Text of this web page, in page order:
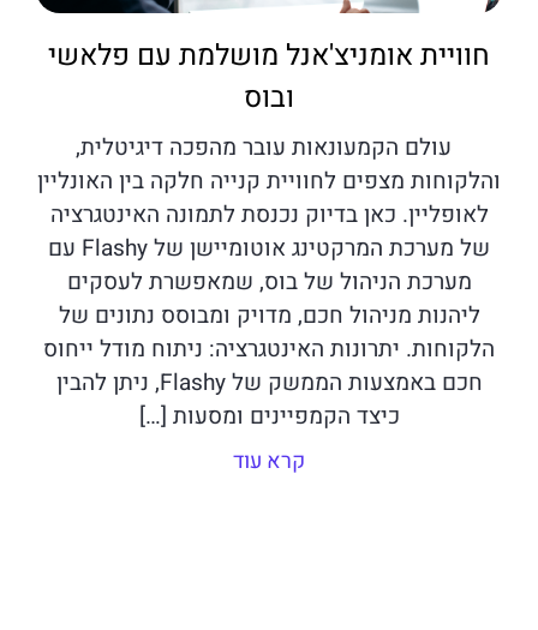
חוויית אומניצ'אנל מושלמת עם פלאשי
ובוס
עולם הקמעונאות עובר מהפכה דיגיטלית,
והלקוחות מצפים לחוויית קנייה חלקה בין האונליין
לאופליין. כאן בדיוק נכנסת לתמונה האינטגרציה
של מערכת המרקטינג אוטומיישן של Flashy עם
מערכת הניהול של בוס, שמאפשרת לעסקים
ליהנות מניהול חכם, מדויק ומבוסס נתונים של
הלקוחות. יתרונות האינטגרציה: ניתוח מודל ייחוס
חכם באמצעות הממשק של Flashy, ניתן להבין
כיצד הקמפיינים ומסעות […]
קרא עוד